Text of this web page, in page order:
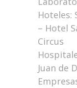
Hoteles:
– Hotel
Circus
Juan de